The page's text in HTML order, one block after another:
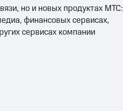
но и новых продуктах МТС:
финансовых сервисах,
сервисах компании